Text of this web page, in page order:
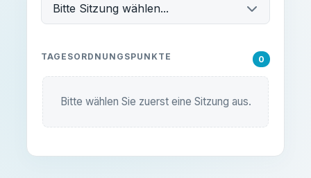
Bitte Sitzung wählen...
TAGESORDNUNGSPUNKTE 0
Bitte wählen Sie zuerst eine Sitzung aus.